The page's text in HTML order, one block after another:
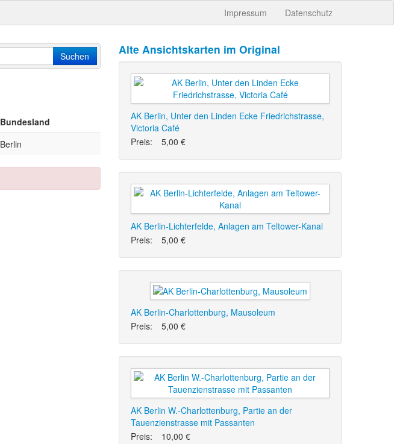
Impressum Datenschutz
Suchen
Bundesland
Berlin
Alte Ansichtskarten im Original
AK Berlin, Unter den Linden Ecke Friedrichstrasse,
Victoria Café
Preis:
5,00 €
AK Berlin-Lichterfelde, Anlagen am Teltower-Kanal
Preis:
5,00 €
AK Berlin-Charlottenburg, Mausoleum
Preis:
5,00 €
AK Berlin W.-Charlottenburg, Partie an der
Tauenzienstrasse mit Passanten
Preis:
10,00 €